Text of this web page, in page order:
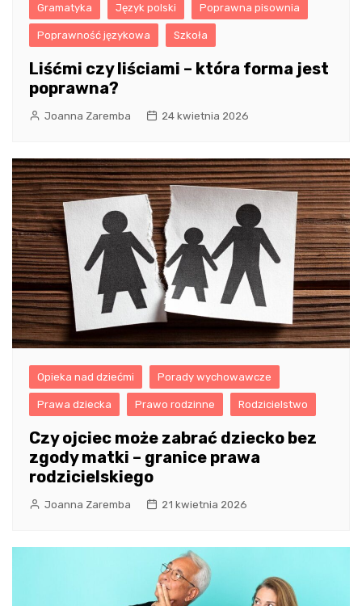
Gramatyka Język polski Poprawna pisownia
Poprawność językowa Szkoła
Liśćmi czy liściami – która forma jest
poprawna?
Joanna Zaremba 24 kwietnia 2026
Opieka nad dziećmi Porady wychowawcze
Prawa dziecka Prawo rodzinne Rodzicielstwo
Czy ojciec może zabrać dziecko bez
zgody matki – granice prawa
rodzicielskiego
Joanna Zaremba 21 kwietnia 2026